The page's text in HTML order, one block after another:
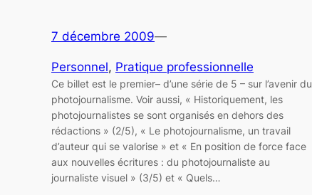
7 décembre 2009—
Personnel, Pratique professionnelle
Ce billet est le premier– d’une série de 5 – sur l’avenir du
photojournalisme. Voir aussi, « Historiquement, les
photojournalistes se sont organisés en dehors des
rédactions » (2/5), « Le photojournalisme, un travail
d’auteur qui se valorise » et « En position de force face
aux nouvelles écritures : du photojournaliste au
journaliste visuel » (3/5) et « Quels…